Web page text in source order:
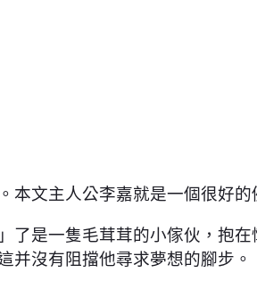
本文主人公李嘉就是一個很好的
是一隻毛茸茸的小傢伙，抱
并沒有阻擋他尋求夢想的腳步。